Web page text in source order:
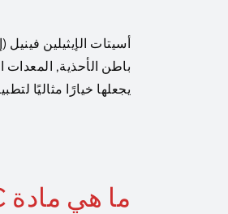
أسيتات الإيثيلين
يجعلها خيارًا مثاليًا
ما هي مادة PVC?